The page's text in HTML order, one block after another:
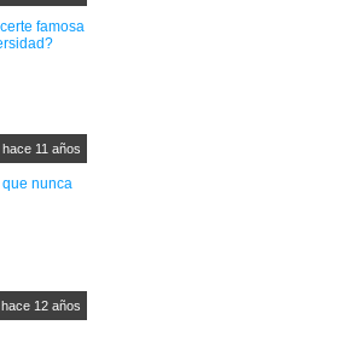
hace 11 años
hace 12 años